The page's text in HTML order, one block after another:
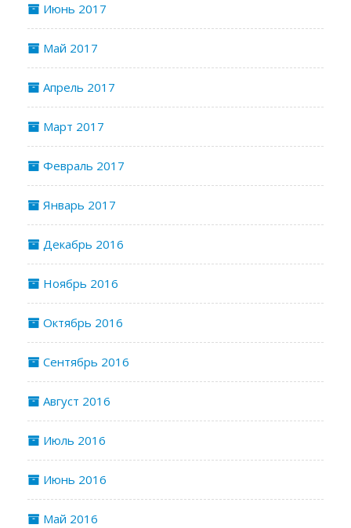
Июнь 2017
Май 2017
Апрель 2017
Март 2017
Февраль 2017
Январь 2017
Декабрь 2016
Ноябрь 2016
Октябрь 2016
Сентябрь 2016
Август 2016
Июль 2016
Июнь 2016
Май 2016